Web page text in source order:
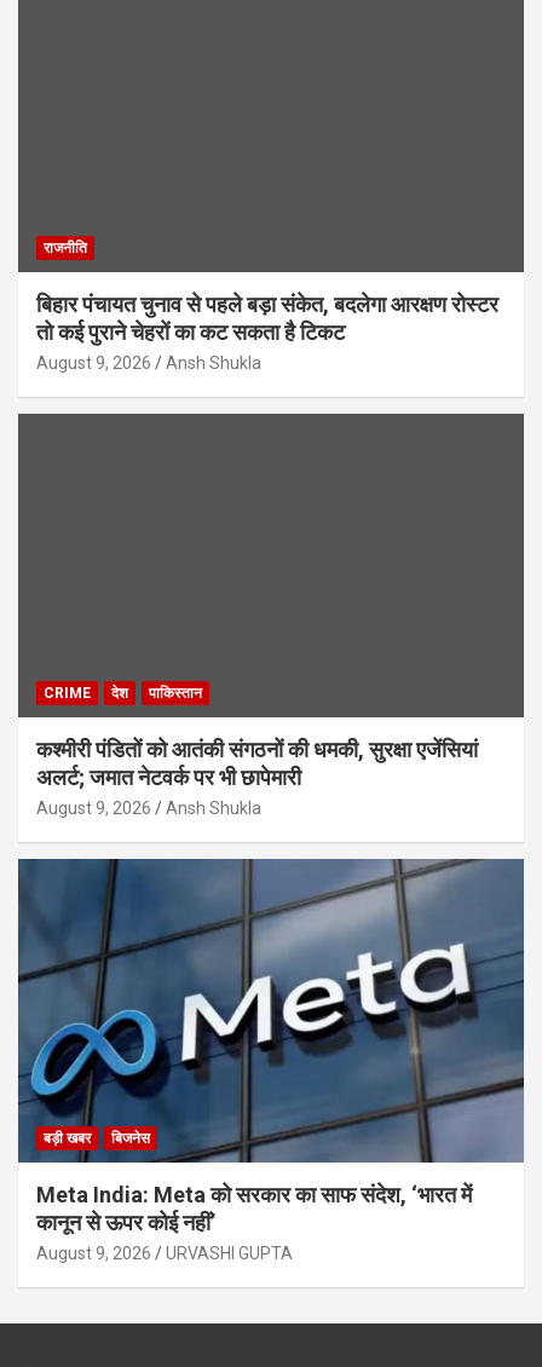
राजनीति
बिहार पंचायत चुनाव से पहले बड़ा संकेत, बदलेगा आरक्षण रोस्टर
तो कई पुराने चेहरों का कट सकता है टिकट
August 9, 2026 Ansh Shukla
CRIME देश पाकिस्तान
कश्मीरी पंडितों को आतंकी संगठनों की धमकी, सुरक्षा एजेंसियां
अलर्ट; जमात नेटवर्क पर भी छापेमारी
August 9, 2026 Ansh Shukla
बड़ी खबर बिजनेस
Meta India: Meta को सरकार का साफ संदेश, ‘भारत में
कानून से ऊपर कोई नहीं’
August 9, 2026 URVASHI GUPTA